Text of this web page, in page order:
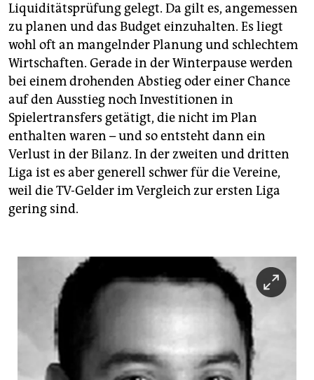
Liquiditätsprüfung gelegt. Da gilt es, angemessen
zu planen und das Budget einzuhalten. Es liegt
wohl oft an mangelnder Planung und schlechtem
Wirtschaften. Gerade in der Winterpause werden
bei einem drohenden Abstieg oder einer Chance
auf den Ausstieg noch Investitionen in
Spielertransfers getätigt, die nicht im Plan
enthalten waren – und so entsteht dann ein
Verlust in der Bilanz. In der zweiten und dritten
Liga ist es aber generell schwer für die Vereine,
weil die TV-Gelder im Vergleich zur ersten Liga
gering sind.